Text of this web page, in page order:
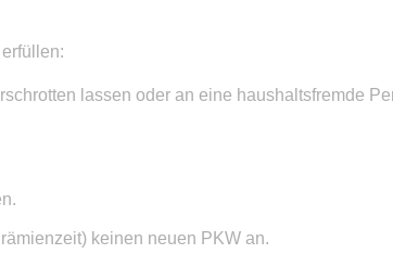
lassen oder an eine haushaltsfremde
keinen neuen PKW an.